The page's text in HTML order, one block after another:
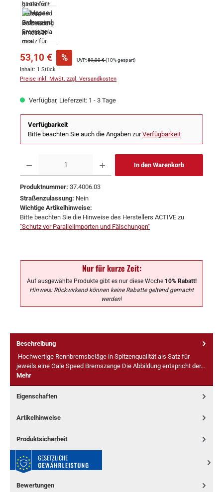
53,10 € % UVP:59,00 €(10% gespart)
Inhalt: 1 Stück
Preise inkl. MwSt. zzgl. Versandkosten
Verfügbar, Lieferzeit: 1 - 3 Tage
Verfügbarkeit
Bitte beachten Sie auch die Angaben zurVerfügbarkeit
In den Warenkorb
Produktnummer: 37.4006.03
Straßenzulassung: Nein
Wichtige Artikelhinweise:
Bitte beachten Sie die Hinweise des Herstellers ACTIVE zu
"Schutz vor Parallelimporten und Fälschungen"
Nur für kurze Zeit:
Auf ausgewählte Produkte gibt es nur diese Woche10% Rabatt!
Hinweis: Rückwirkend können keine Rabatte geltend gemacht
werden!
Beschreibung
Hochwertige Rennbremsbeläge in Spitzenqualität als Satz für
jeweils eine Gale Speed Bremszange Die Abbildung entspricht der…
Mehr
Eigenschaften
Artikelhinweise
Produktsicherheit
Bewertungen